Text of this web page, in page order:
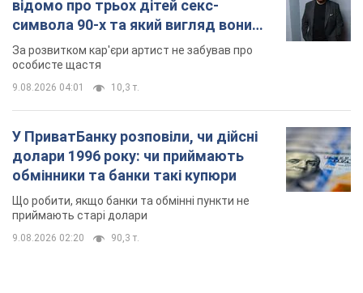
відомо про трьох дітей секс-
символа 90-х та який вигляд вони
мають
За розвитком кар'єри артист не забував про
особисте щастя
9.08.2026 04:01 10,3 т.
У ПриватБанку розповіли, чи дійсні
долари 1996 року: чи приймають
обмінники та банки такі купюри
Що робити, якщо банки та обмінні пункти не
приймають старі долари
9.08.2026 02:20 90,3 т.